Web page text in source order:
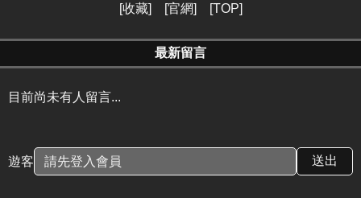
[收藏] [官網] [TOP]
最新留言
目前尚未有人留言...
遊客